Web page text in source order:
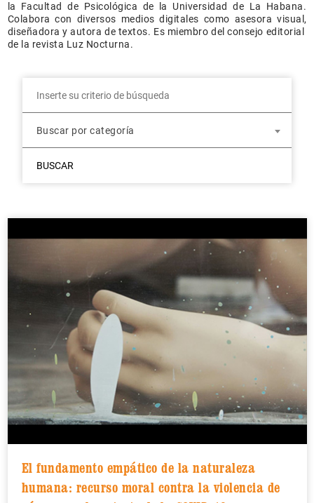
la Facultad de Psicológica de la Universidad de La Habana.
Colabora con diversos medios digitales como asesora visual,
diseñadora y autora de textos. Es miembro del consejo editorial
de la revista Luz Nocturna.
Buscar por categoría
BUSCAR
El fundamento empático de la naturaleza
humana: recurso moral contra la violencia de